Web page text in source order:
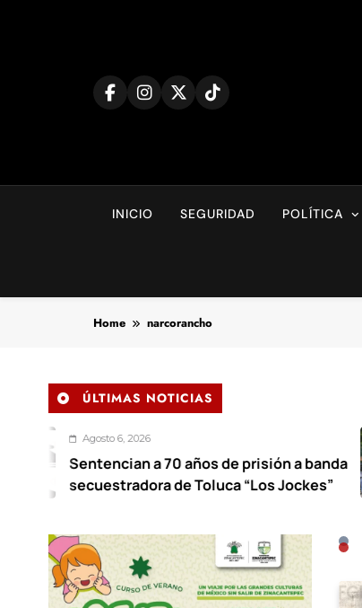
INICIO SEGURIDAD POLÍTICA
Home narcorancho
ÚLTIMAS NOTICIAS
a 70 años de prisión a banda
de Toluca “Los Jockes”